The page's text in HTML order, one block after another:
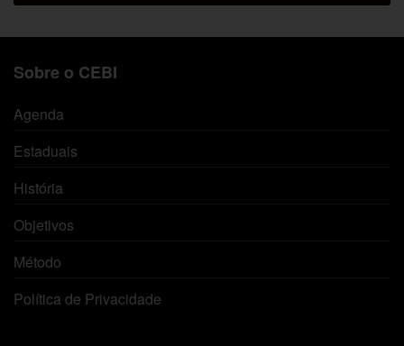
Sobre o CEBI
Agenda
Estaduais
História
Objetivos
Método
Política de Privacidade